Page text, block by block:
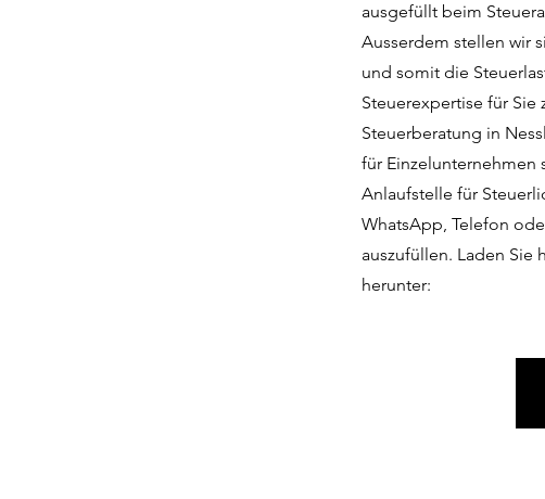
ausgefüllt beim
Ausserdem stellen wir
und somit die
Steuerexpertise für
Steuerberatung in
für Einzelunternehmen
Anlaufstelle für
WhatsApp, Telefon
auszufüllen. Laden Sie
herunter: